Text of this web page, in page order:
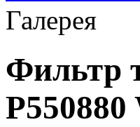
Галерея
Фильтр